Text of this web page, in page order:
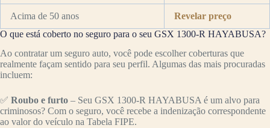
Acima de 50 anos
Revelar preço
O que está coberto no seguro para o seu GSX 1300-R HAYABUSA?
Ao contratar um seguro auto, você pode escolher coberturas que
realmente façam sentido para seu perfil. Algumas das mais procuradas
incluem:
✅ Roubo e furto – Seu GSX 1300-R HAYABUSA é um alvo para
criminosos? Com o seguro, você recebe a indenização correspondente
ao valor do veículo na Tabela FIPE.